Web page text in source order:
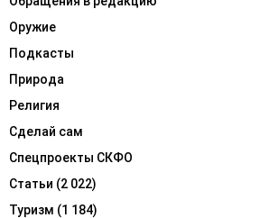
Оружие
Подкасты
Природа
Религия
Сделай сам
Спецпроекты СКФО
Статьи (2 022)
Туризм (1 184)